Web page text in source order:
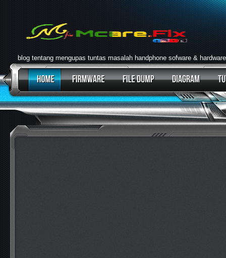
blog tentang mengupas tuntas masalah handphone sofware & hardware